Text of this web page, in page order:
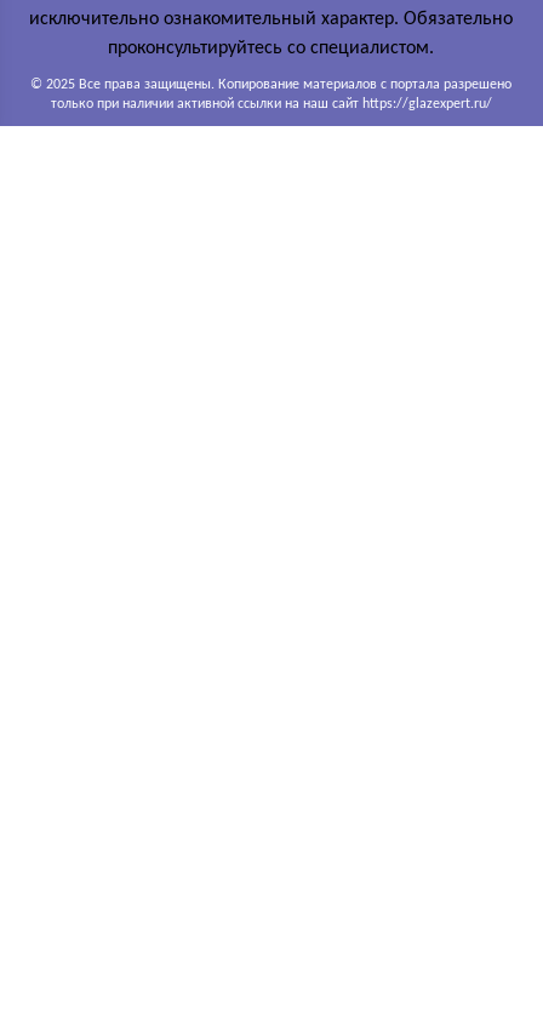
исключительно ознакомительный характер. Обязательно
проконсультируйтесь со специалистом.
© 2025 Все права защищены. Копирование материалов с портала разрешено
только при наличии активной ссылки на наш сайт https://glazexpert.ru/